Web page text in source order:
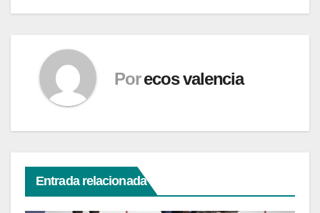
Por ecos valencia
Entrada relacionada